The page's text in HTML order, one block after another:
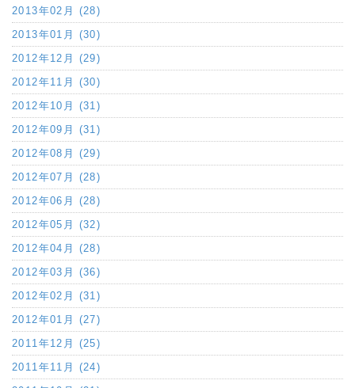
2013年02月 (28)
2013年01月 (30)
2012年12月 (29)
2012年11月 (30)
2012年10月 (31)
2012年09月 (31)
2012年08月 (29)
2012年07月 (28)
2012年06月 (28)
2012年05月 (32)
2012年04月 (28)
2012年03月 (36)
2012年02月 (31)
2012年01月 (27)
2011年12月 (25)
2011年11月 (24)